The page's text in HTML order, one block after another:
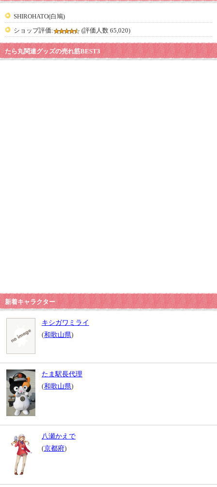
SHIROHATO(白鳩)
ショップ評価:
(評価人数 65,020)
たら丸関連グッズの売れ筋BEST3
新着キャラクター
キシガワミライ
(和歌山県)
たま駅長代理
(和歌山県)
八瀬かえで
(京都府)